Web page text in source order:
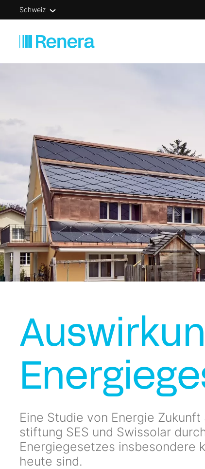
Schweiz
Eine Studie von Energie
stiftung SES und Swissolar
Energiegesetzes insbesondere
heute sind.